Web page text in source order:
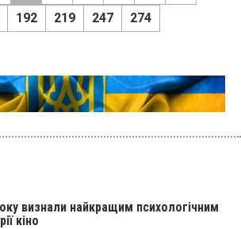
192 219 247 274
визнали найкращим психологічним
кіно